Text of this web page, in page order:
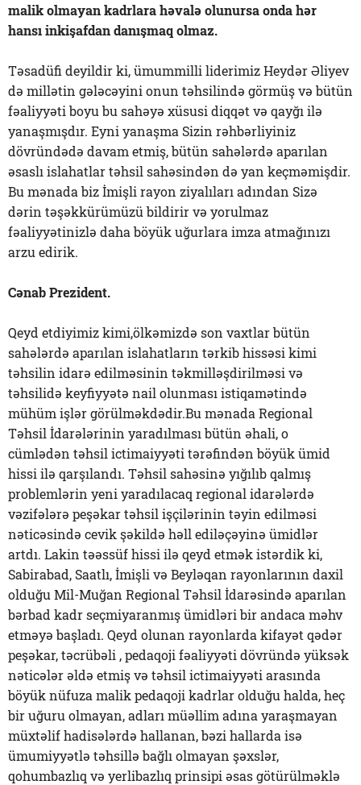
malik olmayan kadrlara həvalə olunursa onda hər
hansı inkişafdan danışmaq olmaz.
Təsadüfi deyildir ki, ümummilli liderimiz Heydər Əliyev
də millətin gələcəyini onun təhsilində görmüş və bütün
fəaliyyəti boyu bu sahəyə xüsusi diqqət və qayğı ilə
yanaşmışdır. Eyni yanaşma Sizin rəhbərliyiniz
dövründədə davam etmiş, bütün sahələrdə aparılan
əsaslı islahatlar təhsil sahəsindən də yan keçməmişdir.
Bu mənada biz İmişli rayon ziyalıları adından Sizə
dərin təşəkkürümüzü bildirir və yorulmaz
fəaliyyətinizlə daha böyük uğurlara imza atmağınızı
arzu edirik.
Cənab Prezident.
Qeyd etdiyimiz kimi,ölkəmizdə son vaxtlar bütün
sahələrdə aparılan islahatların tərkib hissəsi kimi
təhsilin idarə edilməsinin təkmilləşdirilməsi və
təhsilidə keyfiyyətə nail olunması istiqamətində
mühüm işlər görülməkdədir.Bu mənada Regional
Təhsil İdarələrinin yaradılması bütün əhali, o
cümlədən təhsil ictimaiyyəti tərəfindən böyük ümid
hissi ilə qarşılandı. Təhsil sahəsinə yığılıb qalmış
problemlərin yeni yaradılacaq regional idarələrdə
vəzifələrə peşəkar təhsil işçilərinin təyin edilməsi
nəticəsində cevik şəkildə həll ediləçəyinə ümidlər
artdı. Lakin təəssüf hissi ilə qeyd etmək istərdik ki,
Sabirabad, Saatlı, İmişli və Beyləqan rayonlarının daxil
olduğu Mil-Muğan Regional Təhsil İdarəsində aparılan
bərbad kadr seçmiyaranmış ümidləri bir andaca məhv
etməyə başladı. Qeyd olunan rayonlarda kifayət qədər
peşəkar, təcrübəli , pedaqoji fəaliyyəti dövründə yüksək
nəticələr əldə etmiş və təhsil ictimaiyyəti arasında
böyük nüfuza malik pedaqoji kadrlar olduğu halda, heç
bir uğuru olmayan, adları müəllim adına yaraşmayan
müxtəlif hadisələrdə hallanan, bəzi hallarda isə
ümumiyyətlə təhsillə bağlı olmayan şəxslər,
qohumbazlıq və yerlibazlıq prinsipi əsas götürülməklə